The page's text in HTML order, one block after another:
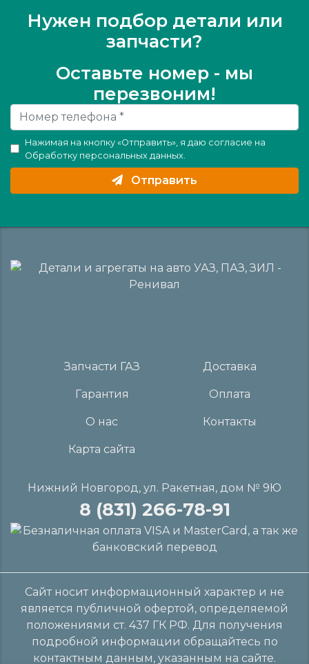
Нужен подбор детали или
запчасти?
Оставьте номер - мы
перезвоним!
Нажимая на кнопку «Отправить», я даю согласие на
Обработку персональных данных
Отправить
Запчасти ГАЗ Доставка
Гарантия Оплата
О нас Контакты
Карта сайта
Нижний Новгород, ул. Ракетная, дом № 9Ю
8 (831) 266-78-91
Сайт носит информационный характер и не
является публичной офертой, определяемой
положениями ст. 437 ГК РФ. Для получения
подробной информации обращайтесь по
контактным данным, указанным на сайте.